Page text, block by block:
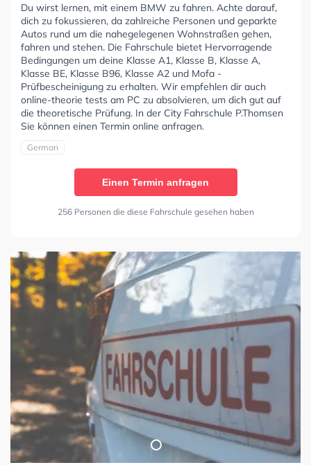
Du wirst lernen, mit einem BMW zu fahren. Achte darauf,
dich zu fokussieren, da zahlreiche Personen und geparkte
Autos rund um die nahegelegenen Wohnstraßen gehen,
fahren und stehen. Die Fahrschule bietet Hervorragende
Bedingungen um deine Klasse A1, Klasse B, Klasse A,
Klasse BE, Klasse B96, Klasse A2 und Mofa -
Prüfbescheinigung zu erhalten. Wir empfehlen dir auch
online-theorie tests am PC zu absolvieren, um dich gut auf
die theoretische Prüfung. In der City Fahrschule P.Thomsen
Sie können einen Termin online anfragen.
German
Einen Termin anfragen
256 Personen die diese Fahrschule gesehen haben